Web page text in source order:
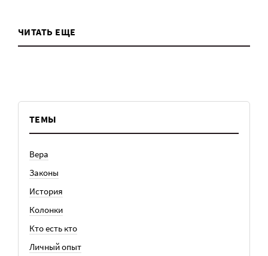
ЧИТАТЬ ЕЩЕ
ТЕМЫ
Вера
Законы
История
Колонки
Кто есть кто
Личный опыт